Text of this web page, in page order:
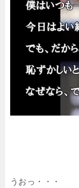
うおっ・・・